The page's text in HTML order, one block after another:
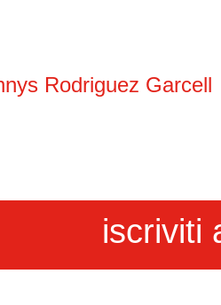
Rodriguez Garcell